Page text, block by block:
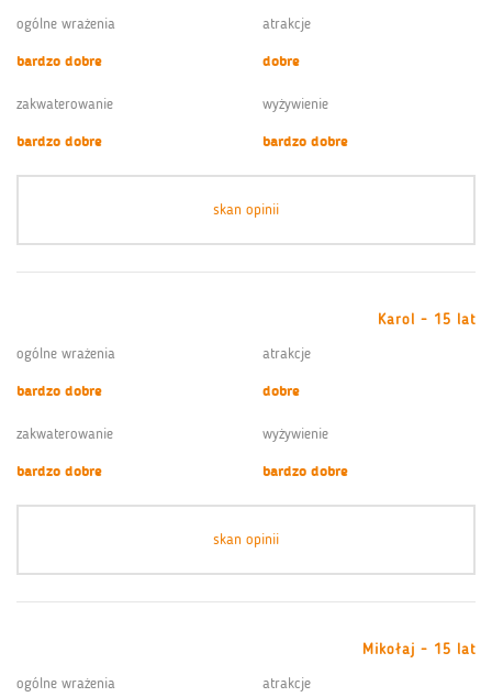
ogólne wrażenia
bardzo dobre
atrakcje
dobre
zakwaterowanie
bardzo dobre
wyżywienie
bardzo dobre
skan opinii
Karol - 15 lat
ogólne wrażenia
bardzo dobre
atrakcje
dobre
zakwaterowanie
bardzo dobre
wyżywienie
bardzo dobre
skan opinii
Mikołaj - 15 lat
ogólne wrażenia
atrakcje